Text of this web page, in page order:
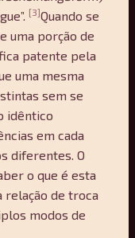
[3]Quando se
uma porção de
patente pela
uma mesma
sem se
idêntico
em cada
diferentes. O
o que é esta
relação de troca
modos de